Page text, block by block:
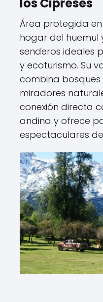
los Cipreses
Área protegida
hogar del huemul
senderos ideales
y ecoturismo. Su
combina
miradores
conexión directa
andina y ofrece
espectaculares